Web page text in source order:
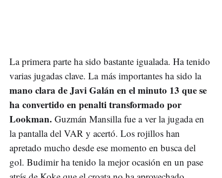
La primera parte ha sido bastante igualada. Ha tenido
varias jugadas clave. La más importantes ha sido la
mano clara de Javi Galán en el minuto 13 que se
ha convertido en penalti transformado por
Lookman. Guzmán Mansilla fue a ver la jugada en
la pantalla del VAR y acertó. Los rojillos han
apretado mucho desde ese momento en busca del
gol. Budimir ha tenido la mejor ocasión en un pase